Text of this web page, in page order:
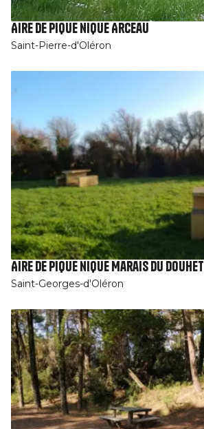
Aire de pique nique Arceau
Saint-Pierre-d'Oléron
Aire de pique nique Marais du Douhet
Saint-Georges-d'Oléron